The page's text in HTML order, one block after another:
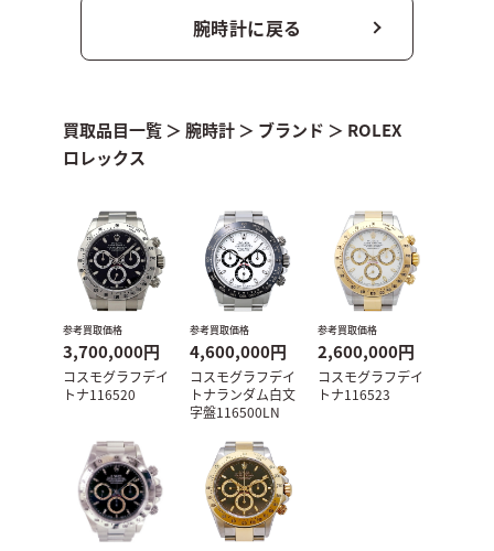
腕時計に戻る
買取品目一覧＞ 腕時計＞ ブランド ＞ ROLEX
ロレックス
参考買取価格
3,700,000円
コスモグラフデイ
トナ116520
参考買取価格
4,600,000円
コスモグラフデイ
トナランダム白文
字盤116500LN
参考買取価格
2,600,000円
コスモグラフデイ
トナ116523